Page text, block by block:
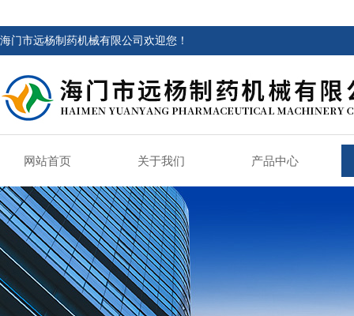
海门市远杨制药机械有限公司欢迎您！
网站首页 关于我们 产品中心